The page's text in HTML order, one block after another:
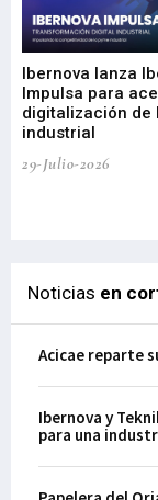
Ibernova lanza
Impulsa para
digitalización de
industrial
29-Julio-2026
Noticias en
Acicae reparte
Ibernova y
para una